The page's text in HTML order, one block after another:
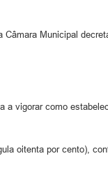
Municipal
a vigorar como
oitenta por cento),